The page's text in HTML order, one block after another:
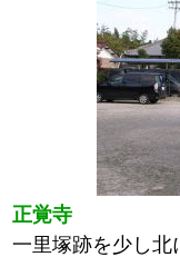
正覚寺
一里塚跡を少し北